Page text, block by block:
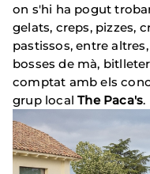
on s'hi ha pogut
gelats, creps, pizzes,
pastissos, entre
bosses de mà,
comptat amb els
grup localThe Paca's.